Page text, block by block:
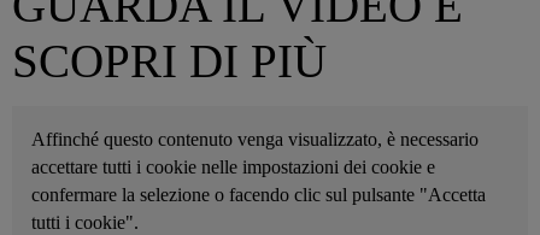
SCOPRI DI PIÙ
Affinché questo contenuto venga visualizzato, è necessario
accettare tutti i cookie nelle impostazioni dei cookie e
confermare la selezione o facendo clic sul pulsante "Accetta
tutti i cookie".